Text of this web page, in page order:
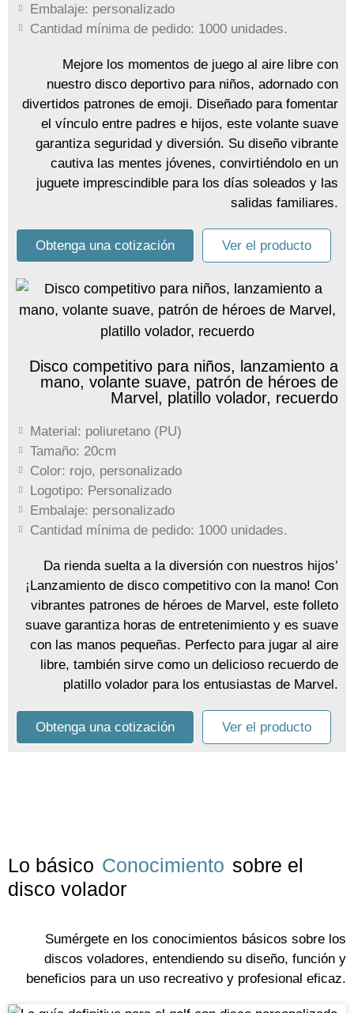
Embalaje: personalizado
Cantidad mínima de pedido: 1000 unidades.
Mejore los momentos de juego al aire libre con
nuestro disco deportivo para niños, adornado con
divertidos patrones de emoji. Diseñado para fomentar
el vínculo entre padres e hijos, este volante suave
garantiza seguridad y diversión. Su diseño vibrante
cautiva las mentes jóvenes, convirtiéndolo en un
juguete imprescindible para los días soleados y las
salidas familiares.
Obtenga una cotización Ver el producto
Disco competitivo para niños, lanzamiento a
mano, volante suave, patrón de héroes de
Marvel, platillo volador, recuerdo
Material: poliuretano (PU)
Tamaño: 20cm
Color: rojo, personalizado
Logotipo: Personalizado
Embalaje: personalizado
Cantidad mínima de pedido: 1000 unidades.
Da rienda suelta a la diversión con nuestros hijos’
¡Lanzamiento de disco competitivo con la mano! Con
vibrantes patrones de héroes de Marvel, este folleto
suave garantiza horas de entretenimiento y es suave
con las manos pequeñas. Perfecto para jugar al aire
libre, también sirve como un delicioso recuerdo de
platillo volador para los entusiastas de Marvel.
Obtenga una cotización Ver el producto
Lo básico Conocimiento sobre el
disco volador
Sumérgete en los conocimientos básicos sobre los
discos voladores, entendiendo su diseño, función y
beneficios para un uso recreativo y profesional eficaz.